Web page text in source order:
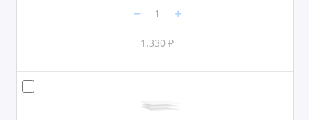
1.330 ₽